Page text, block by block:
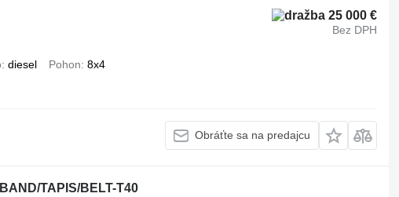
25 000 €
Bez DPH
diesel Pohon 8x4
Obráťte sa na predajcu
TAPIS/BELT-T40